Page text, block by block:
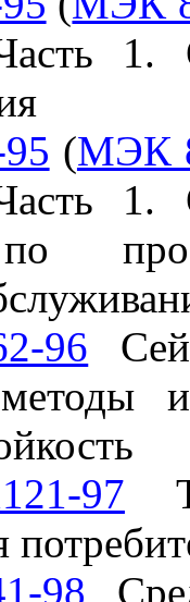
(МЭК
по
96
97
98